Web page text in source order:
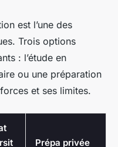
est l’une des
Trois options
: l’étude en
ou une préparation
et ses limites.
Prépa privée